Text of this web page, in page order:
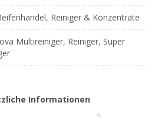
, Reiniger & Konzentrate
Multireiniger, Reiniger, Super
Informationen